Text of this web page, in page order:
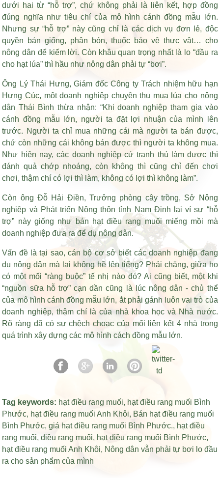
dưới hai từ “hỗ trợ”, chứ không phải là liên kết, hợp đồng
đúng nghĩa như tiêu chí của mô hình cánh đồng mẫu lớn.
Nhưng sự “hỗ trợ” này cũng chỉ là các dịch vụ đơn lẻ, độc
quyền bán giống, phân bón, thuốc bảo vệ thực vật… cho
nông dân để kiếm lời. Còn khâu quan trọng nhất là lo “đầu ra
cho hạt lúa” thì hầu như nông dân phải tự “bơi”.
Ông Lý Thái Hưng, Giám đốc Công ty Trách nhiệm hữu hạn
Hưng Cúc, một doanh nghiệp chuyên thu mua lúa cho nông
dân Thái Bình thừa nhận: “Khi doanh nghiệp tham gia vào
cánh đồng mẫu lớn, người ta đặt lợi nhuận của mình lên
trước. Người ta chỉ mua những cái mà người ta bán được,
chứ còn những cái không bán được thì người ta không mua.
Như hiện nay, các doanh nghiệp cứ tranh thủ làm được thì
đánh quả chớp nhoáng, còn không thì cũng chỉ đến chơi
chơi, thậm chí có lợi thì làm, không có lợi thì không làm”.
Còn ông Đỗ Hải Điền, Trưởng phòng cây trồng, Sở Nông
nghiệp và Phát triển Nông thôn tỉnh Nam Định lại ví sự “hỗ
trợ” này giống như bán hạt điều rang muốimiếng mồi mà
doanh nghiệp đưa ra để dụ nông dân.
Vấn đề là tại sao, cán bộ cơ sở biết các doanh nghiệp đang
dụ nông dân mà lại không hề lên tiếng? Phải chăng, giữa họ
có một mối “ràng buộc” tế nhị nào đó? Ai cũng biết, một khi
“nguồn sữa hỗ trợ” cạn dần cũng là lúc nông dân - chủ thể
của mô hình cánh đồng mẫu lớn, ắt phải gánh luôn vai trò của
doanh nghiệp, thậm chí là của nhà khoa học và Nhà nước.
Rõ ràng đã có sự chệch choạc của mối liên kết 4 nhà trong
quá trình xây dựng các mô hình cách đồng mẫu lớn.
Tag keywords: hạt điều rang muối, hạt điều rang muối Bình
Phước, hạt điều rang muối Anh Khôi, Bán hạt điều rang muối
Bình Phước,giá hạt điều rang muối Bình Phước., hạt điều
rang muối,điều rang muối, hạt điều rang muối Bình Phước,
hạt điều rang muối Anh Khôi, Nông dân vẫn phải tự bơi lo đầu
ra cho sản phẩm của mình